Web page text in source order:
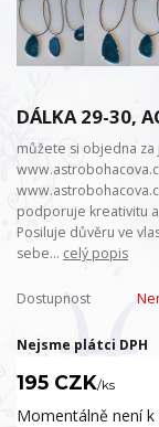
DÁLKA 29-30,
můžete si objedna
podporuje kreativitu a
Posiluje důvěru ve
sebe... celý popis
Dostupnost
Nejsme plátci DPH
195 CZK/ks
Momentálně není k